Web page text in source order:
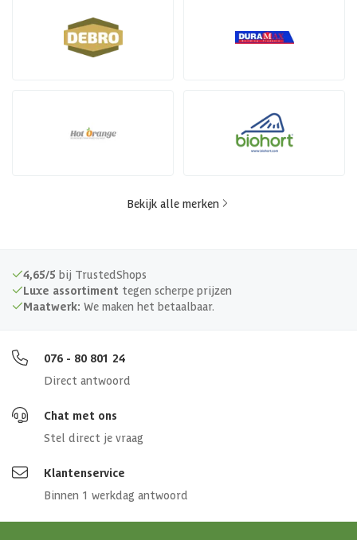
Bekijk alle merken
4,65/5 bij TrustedShops
Luxe assortiment tegen scherpe prijzen
Maatwerk: We maken het betaalbaar.
076 - 80 801 24
Direct antwoord
Chat met ons
Stel direct je vraag
Klantenservice
Binnen 1 werkdag antwoord